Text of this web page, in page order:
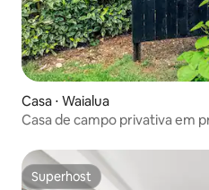
Casa ⋅ Waialua
Casa de campo privativa em
Superhost
Superhost